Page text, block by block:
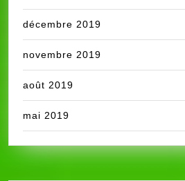
décembre 2019
novembre 2019
août 2019
mai 2019